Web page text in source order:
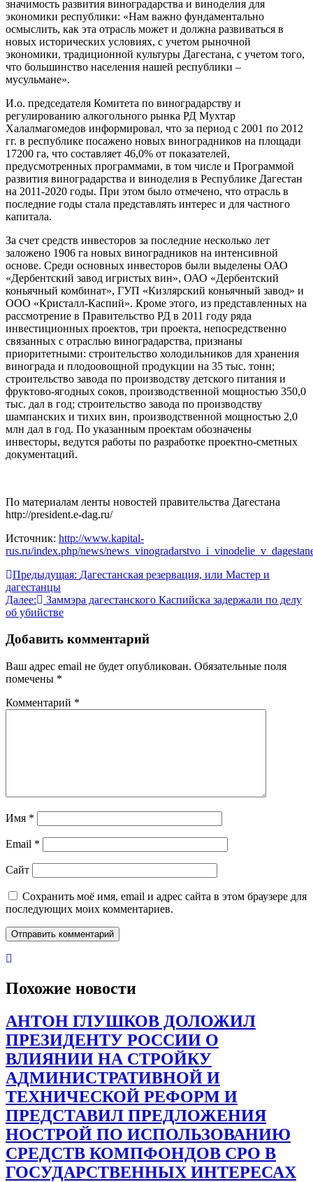
значимость развития виноградарства и виноделия для
экономики республики: «Нам важно фундаментально
осмыслить, как эта отрасль может и должна развиваться в
новых исторических условиях, с учетом рыночной
экономики, традиционной культуры Дагестана, с учетом того,
что большинство населения нашей республики –
мусульмане».
И.о. председателя Комитета по виноградарству и
регулированию алкогольного рынка РД Мухтар
Халалмагомедов информировал, что за период с 2001 по 2012
гг. в республике посажено новых виноградников на площади
17200 га, что составляет 46,0% от показателей,
предусмотренных программами, в том числе и Программой
развития виноградарства и виноделия в Республике Дагестан
на 2011-2020 годы. При этом было отмечено, что отрасль в
последние годы стала представлять интерес и для частного
капитала.
За счет средств инвесторов за последние несколько лет
заложено 1906 га новых виноградников на интенсивной
основе. Среди основных инвесторов были выделены ОАО
«Дербентский завод игристых вин», ОАО «Дербентский
коньячный комбинат», ГУП «Кизлярский коньячный завод» и
ООО «Кристалл-Каспий». Кроме этого, из представленных на
рассмотрение в Правительство РД в 2011 году ряда
инвестиционных проектов, три проекта, непосредственно
связанных с отраслью виноградарства, признаны
приоритетными: строительство холодильников для хранения
винограда и плодоовощной продукции на 35 тыс. тонн;
строительство завода по производству детского питания и
фруктово-ягодных соков, производственной мощностью 350,0
тыс. дал в год; строительство завода по производству
шампанских и тихих вин, производственной мощностью 2,0
млн дал в год. По указанным проектам обозначены
инвесторы, ведутся работы по разработке проектно-сметных
документаций.
По материалам ленты новостей правительства Дагестана
http://president.e-dag.ru/
Источник: http://www.kapital-
rus.ru/index.php/news/
Навигация
по
записям
Предыдущая: Дагестанская резервация, или Мастер и
дагестанцы
Далее:
Заммэра дагестанского Каспийска задержали по делу
об убийстве
Добавить комментарий
Ваш адрес email не будет опубликован. Обязательные поля
помечены *
Комментарий *
Имя *
Email *
Сайт
Сохранить моё имя, email и адрес сайта в этом браузере для
последующих моих комментариев.
Похожие новости
АНТОН ГЛУШКОВ ДОЛОЖИЛ
ПРЕЗИДЕНТУ РОССИИ О
ВЛИЯНИИ НА СТРОЙКУ
АДМИНИСТРАТИВНОЙ И
ТЕХНИЧЕСКОЙ РЕФОРМ И
ПРЕДСТАВИЛ ПРЕДЛОЖЕНИЯ
НОСТРОЙ ПО ИСПОЛЬЗОВАНИЮ
СРЕДСТВ КОМПФОНДОВ СРО В
ГОСУДАРСТВЕННЫХ ИНТЕРЕСАХ